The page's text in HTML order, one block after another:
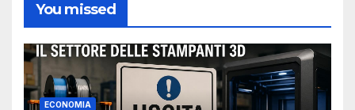
You missed
ECONOMIA